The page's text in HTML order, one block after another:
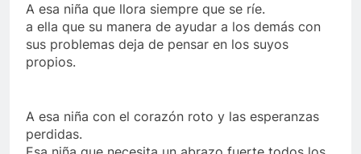
A esa niña que llora siempre que se ríe.
a ella que su manera de ayudar a los demás con
sus problemas deja de pensar en los suyos
propios.
A esa niña con el corazón roto y las esperanzas
perdidas.